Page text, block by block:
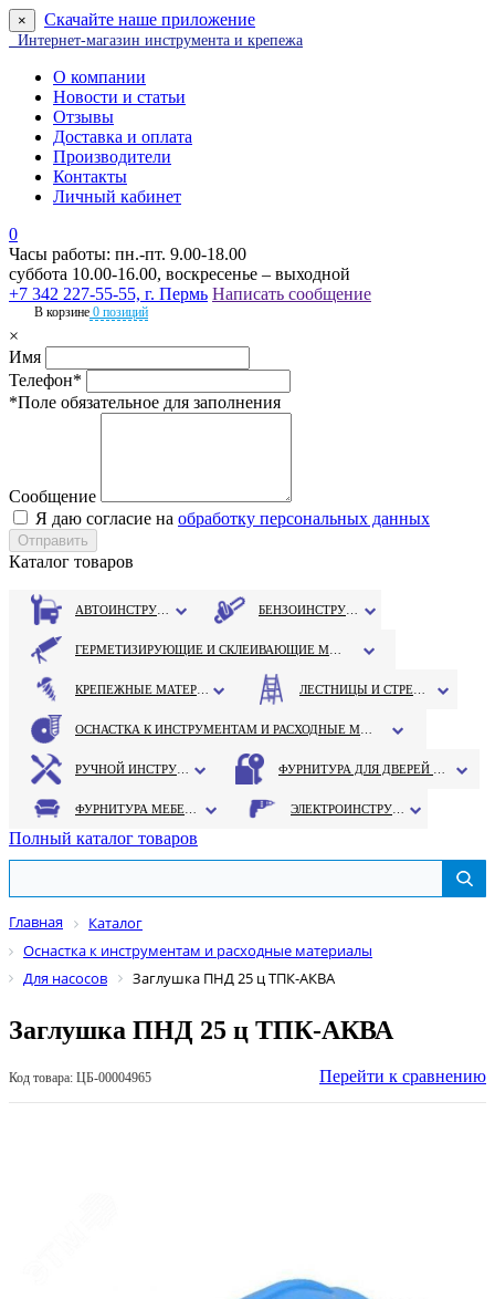
× Скачайте наше приложение
Интернет-магазин инструмента и крепежа
О компании
Новости и статьи
Отзывы
Доставка и оплата
Производители
Контакты
Личный кабинет
0
Часы работы: пн.-пт. 9.00-18.00
суббота 10.00-16.00, воскресенье – выходной
+7 342 227-55-55, г. Пермь Написать сообщение
В корзине 0 позиций
×
Имя
Телефон*
*Поле обязательное для заполнения
Сообщение
Я даю согласие на обработку персональных данных
Каталог товаров
Полный каталог товаров
Главная
Каталог
Оснастка к инструментам и расходные материалы
Для насосов
Заглушка ПНД 25 ц ТПК-АКВА
Заглушка ПНД 25 ц ТПК-АКВА
Код товара: ЦБ-00004965 Перейти к сравнению